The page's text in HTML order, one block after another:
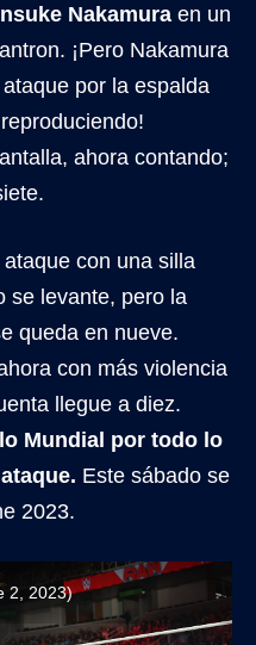
Nakamura en un
¡Pero Nakamura
por la espalda
ahora contando;
con una silla
se levante, pero la
queda en nueve.
con más violencia
llegue a diez.
Mundial por todo lo
Este sábado se
2023.
2, 2023)